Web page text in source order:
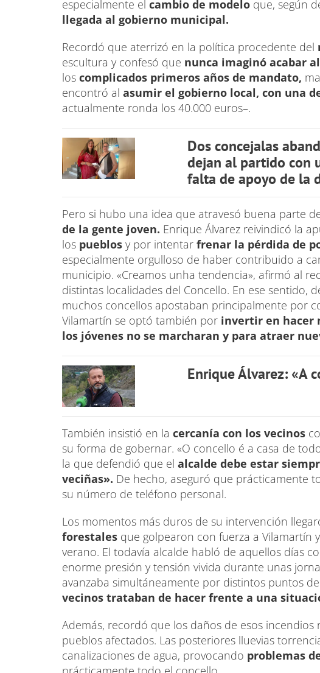
especialmente el cambio de modelo que, según
llegada al gobierno municipal.
Recordó que aterrizó en la política procedente del
escultura y confesó que nunca imaginó acabar
los complicados primeros años de mandato,
encontró al asumir el gobierno local, con una
actualmente ronda los 40.000 euros–.
Dos concejalas
dejan al partido con
falta de apoyo de la
Pero si hubo una idea que atravesó buena parte
de la gente joven. Enrique Álvarez reivindicó la
los pueblos y por intentar frenar la pérdida de
especialmente orgulloso de haber contribuido a
municipio. «Creamos unha tendencia», afirmó al
distintas localidades del Concello. En ese sentido,
muchos concellos apostaban principalmente por
Vilamartín se optó también por invertir en hacer
los jóvenes no se marcharan y para atraer
Enrique Álvarez: «A
También insistió en la cercanía con los vecinos
su forma de gobernar. «O concello é a casa de
la que defendió que el alcalde debe estar
veciñas». De hecho, aseguró que prácticamente
su número de teléfono personal.
Los momentos más duros de su intervención
forestales que golpearon con fuerza a Vilamartín
verano. El todavía alcalde habló de aquellos días
enorme presión y tensión vivida durante unas
avanzaba simultáneamente por distintos puntos
vecinos trataban de hacer frente a una
Además, recordó que los daños de esos
pueblos afectados. Las posteriores lluevias
canalizaciones de agua, provocando problemas